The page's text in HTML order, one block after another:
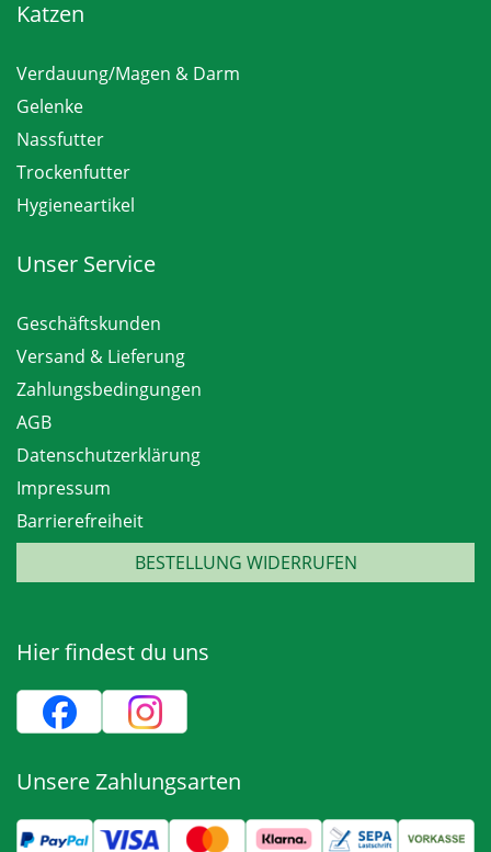
Katzen
Verdauung/Magen & Darm
Gelenke
Nassfutter
Trockenfutter
Hygieneartikel
Unser Service
Geschäftskunden
Versand & Lieferung
Zahlungsbedingungen
AGB
Datenschutzerklärung
Impressum
Barrierefreiheit
BESTELLUNG WIDERRUFEN
Hier findest du uns
Unsere Zahlungsarten